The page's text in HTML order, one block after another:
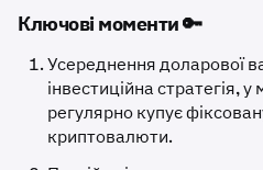
Ключові моменти 🔑
Усереднення доларової
інвестиційна стратегія,
регулярно купує
криптовалюти.